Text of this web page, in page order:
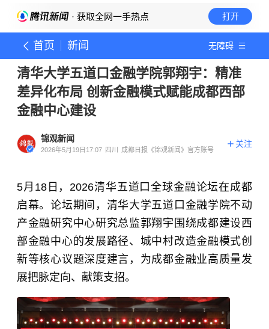
· 获取全网一手热点 打开
首页 新闻 无障碍
清华大学五道口金融学院郭翔宇：精准
差异化布局 创新金融模式赋能成都西部
金融中心建设
锦观新闻
2026年5月19日17:07 四川 成都日报《锦观新闻》官方账号
关注
5月18日，2026清华五道口全球金融论坛在成都
启幕。论坛期间，清华大学五道口金融学院不动
产金融研究中心研究总监郭翔宇围绕成都建设西
部金融中心的发展路径、城中村改造金融模式创
新等核心议题深度建言，为成都金融业高质量发
展把脉定向、献策支招。